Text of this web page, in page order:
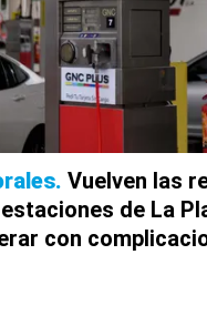
Vuelven las
de La
con